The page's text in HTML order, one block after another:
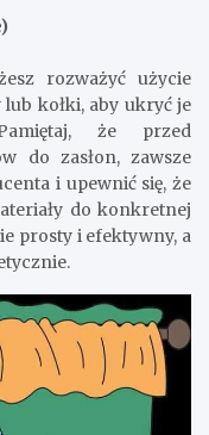
rozważyć użycie
kołki, aby ukryć je
że przed
do zasłon, zawsze
i upewnić się, że
do konkretnej
prosty i efektywny, a